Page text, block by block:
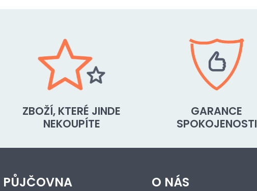
ZBOŽÍ, KTERÉ JINDE
NEKOUPÍTE
GARANCE
SPOKOJENOSTI
PŮJČOVNA O NÁS